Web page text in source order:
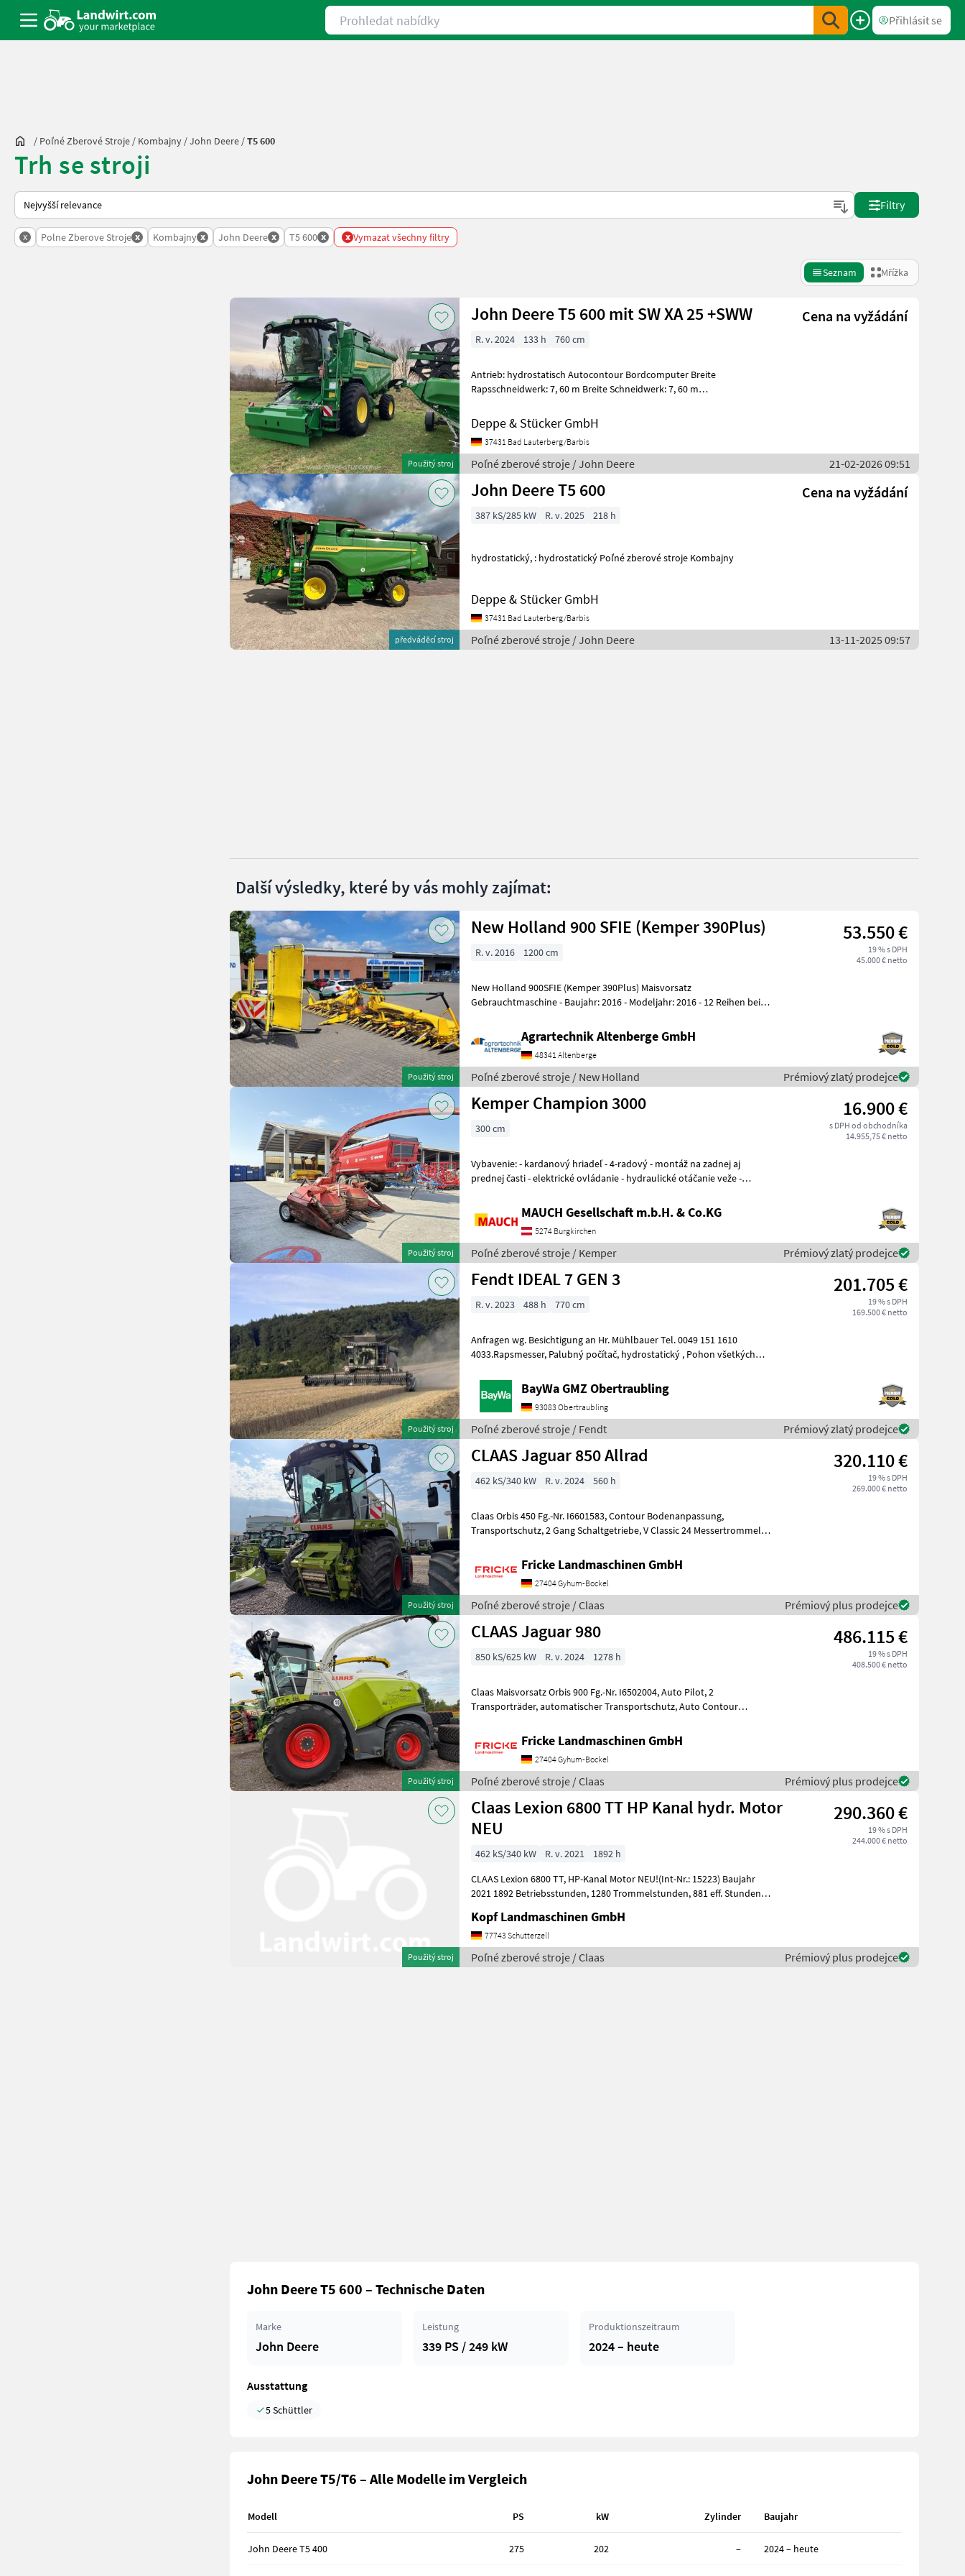
Prohledat nabídky
Přihlásit se
/ Poľné Zberové Stroje / Kombajny /John Deere /T5 600
Trh se stroji
Takto se řadí nabídky na Landwirt.com
Filtry
x Polne Zberove Stroje x Kombajny x John Deere x T5 600 x x Vymazat všechny filtry
Seznam Mřížka
Použitý stroj
John Deere T5 600 mit SW XA 25 +SWW Cena na vyžádání
R. v. 2024 133 h 760 cm
Antrieb: hydrostatisch Autocontour Bordcomputer Breite
Rapsschneidwerk: 7, 60 m Breite Schneidwerk: 7, 60 m
Deppe & Stücker GmbH
37431 Bad Lauterberg/Barbis
Poľné zberové stroje / John Deere 21-02-2026 09:51
předváděcí stroj
John Deere T5 600 Cena na vyžádání
387 kS/285 kW R. v. 2025 218 h
hydrostatický, : hydrostatický Poľné zberové stroje Kombajny
Deppe & Stücker GmbH
37431 Bad Lauterberg/Barbis
Poľné zberové stroje / John Deere 13-11-2025 09:57
Další výsledky, které by vás mohly zajímat:
Použitý stroj
New Holland 900 SFIE (Kemper 390Plus) 53.550 €
19 % s DPH
45.000 € netto
R. v. 2016 1200 cm
New Holland 900SFIE (Kemper 390Plus) Maisvorsatz
Gebrauchtmaschine - Baujahr: 2016 - Modeljahr: 2016 - 12 Reihen bei
Agrartechnik Altenberge GmbH
48341 Altenberge
Poľné zberové stroje / New Holland Prémiový zlatý prodejce
Použitý stroj
Kemper Champion 3000 16.900 €
s DPH od obchodníka
14.955,75 € netto
300 cm
Vybavenie: - kardanový hriadeľ - 4-radový - montáž na zadnej aj
prednej časti - elektrické ovládanie - hydraulické otáčanie veže -
MAUCH Gesellschaft m.b.H. & Co.KG
5274 Burgkirchen
Poľné zberové stroje / Kemper Prémiový zlatý prodejce
Použitý stroj
Fendt IDEAL 7 GEN 3 201.705 €
19 % s DPH
169.500 € netto
R. v. 2023 488 h 770 cm
Anfragen wg. Besichtigung an Hr. Mühlbauer Tel. 0049 151 1610
4033.Rapsmesser, Palubný počítač, hydrostatický , Pohon všetkých
BayWa GMZ Obertraubling
93083 Obertraubling
Poľné zberové stroje / Fendt Prémiový zlatý prodejce
Použitý stroj
CLAAS Jaguar 850 Allrad 320.110 €
19 % s DPH
269.000 € netto
462 kS/340 kW R. v. 2024 560 h
Claas Orbis 450 Fg.-Nr. I6601583, Contour Bodenanpassung,
Transportschutz, 2 Gang Schaltgetriebe, V Classic 24 Messertrommel,
Fricke Landmaschinen GmbH
27404 Gyhum-Bockel
Poľné zberové stroje / Claas Prémiový plus prodejce
Použitý stroj
CLAAS Jaguar 980 486.115 €
19 % s DPH
408.500 € netto
850 kS/625 kW R. v. 2024 1278 h
Claas Maisvorsatz Orbis 900 Fg.-Nr. I6502004, Auto Pilot, 2
Transporträder, automatischer Transportschutz, Auto Contour
Fricke Landmaschinen GmbH
27404 Gyhum-Bockel
Poľné zberové stroje / Claas Prémiový plus prodejce
Použitý stroj
Claas Lexion 6800 TT HP Kanal hydr. Motor
NEU
290.360 €
19 % s DPH
244.000 € netto
462 kS/340 kW R. v. 2021
1892 h
CLAAS Lexion 6800 TT, HP-Kanal Motor NEU!(Int-Nr.: 15223) Baujahr
2021 1892 Betriebsstunden, 1280 Trommelstunden, 881 eff. Stunden,
Kopf Landmaschinen GmbH
77743 Schutterzell
Poľné zberové stroje / Claas Prémiový plus prodejce
John Deere T5 600 – Technische Daten
Marke
John Deere
Leistung
339 PS / 249 kW
Produktionszeitraum
2024 – heute
Ausstattung
5 Schüttler
John Deere T5/T6 – Alle Modelle im Vergleich
Modell PS kW Zylinder Baujahr
John Deere T5 400 275 202 – 2024 – heute